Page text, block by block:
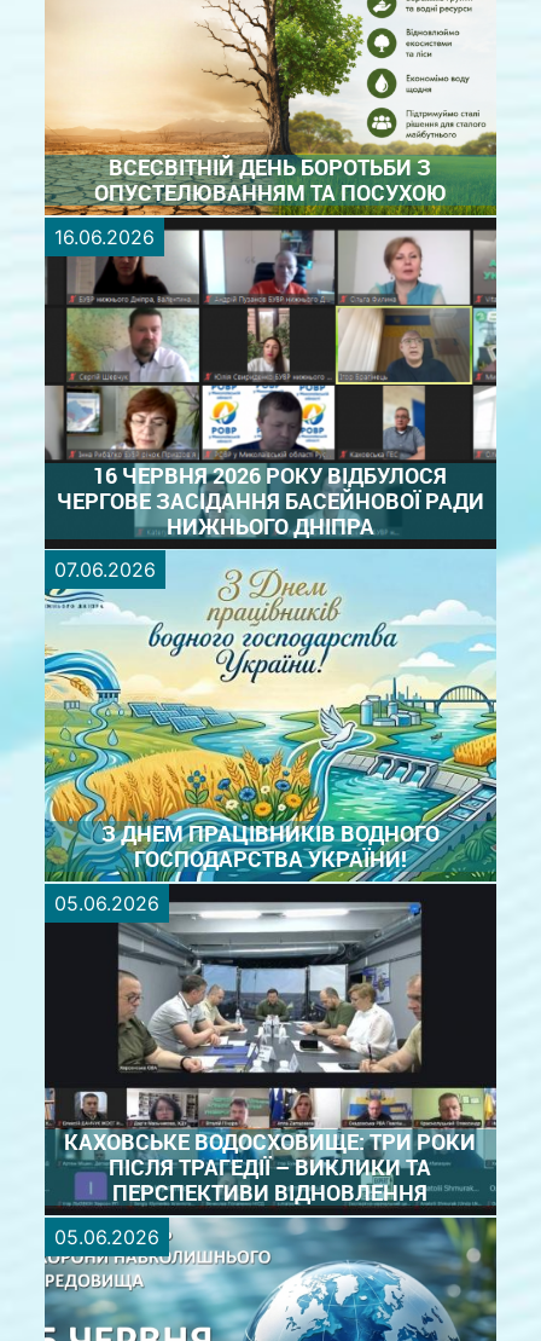
Дніпра підготувало для Вас безліч цікавинок,
корисних еко-порад та захопливих інтерактивів як
для дорослих, так і ...
ДЕТАЛЬНІШЕ
ВСЕСВІТНІЙ ДЕНЬ БОРОТЬБИ З
ОПУСТЕЛЮВАННЯМ ТА ПОСУХОЮ
17 червня — Всесвітній день боротьби з
опустелюванням та посухою. Сьогодні світ
об'єднує зусилля для привернення уваги до однієї
з найсерйозніших екологічних проблем сучасності
— деградації земель та нестачі водних ресурсів.
Для України, ...
ДЕТАЛЬНІШЕ
16.06.2026
16 ЧЕРВНЯ 2026 РОКУ ВІДБУЛОСЯ
ЧЕРГОВЕ ЗАСІДАННЯ БАСЕЙНОВОЇ РАДИ
НИЖНЬОГО ДНІПРА
16 червня 2026 року в онлайн-форматі відбулося
чергове засідання басейнової ради нижнього
Дніпра. У заході взяли участь члени басейнової
ради, представники органів державної влади та
місцевого самоврядування, наукових установ,
громадських організацій, ...
ДЕТАЛЬНІШЕ
07.06.2026
З ДНЕМ ПРАЦІВНИКІВ ВОДНОГО
ГОСПОДАРСТВА УКРАЇНИ!
З Днем працівників водного господарства України!
Сьогодні ми вітаємо всіх, хто своєю щоденною
працею забезпечує раціональне використання та
збереження водних ресурсів, дбає про екологічне
благополуччя і водну безпеку нашої держави.
Бажаємо ...
ДЕТАЛЬНІШЕ
05.06.2026
КАХОВСЬКЕ ВОДОСХОВИЩЕ: ТРИ РОКИ
ПІСЛЯ ТРАГЕДІЇ – ВИКЛИКИ ТА
ПЕРСПЕКТИВИ ВІДНОВЛЕННЯ
Сьогодні, 5 червня, заступник начальника БУВР
Нижнього Дніпра Тетяна Кунафіна взяла участь у
Міжнародній науково-практичній конференції
05.06.2026